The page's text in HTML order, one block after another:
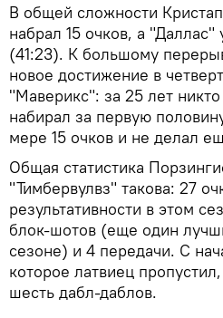
​В общей сложности
набрал 15 очков, а
(41:23). К большому
новое достижение в
"Маверикс": за 25 лет
набирал за первую
мере 15 очков и не делал
Общая статистика
"Тимбервулвз" такова: 27
результативности в этом
блок-шотов (еще один
сезоне) и 4 передачи. С
которое латвиец
шесть дабл-даблов.